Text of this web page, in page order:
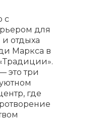
с
для
отдыха
Маркса в
это три
где